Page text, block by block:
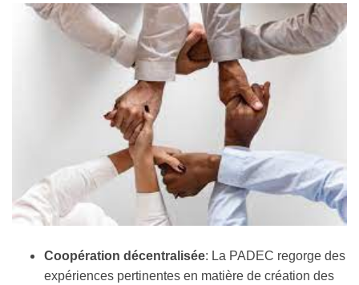
Coopération décentralisée: La PADEC regorge des
expériences pertinentes en matière de création des